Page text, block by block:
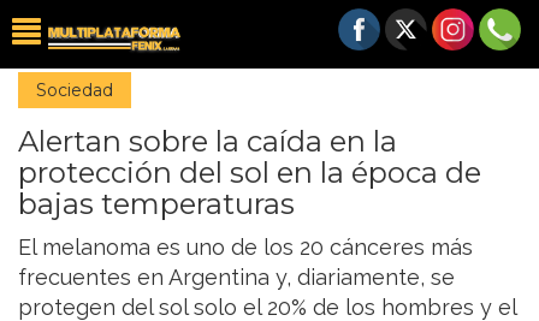
Sociedad
Alertan sobre la caída en la
protección del sol en la época de
bajas temperaturas
El melanoma es uno de los 20 cánceres más
frecuentes en Argentina y, diariamente, se
protegen del sol solo el 20% de los hombres y el